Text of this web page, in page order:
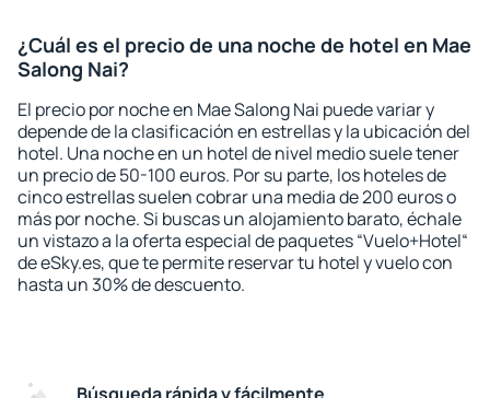
¿Cuál es el precio de una noche de hotel en Mae
Salong Nai?
El precio por noche en Mae Salong Nai puede variar y
depende de la clasificación en estrellas y la ubicación del
hotel. Una noche en un hotel de nivel medio suele tener
un precio de 50-100 euros. Por su parte, los hoteles de
cinco estrellas suelen cobrar una media de 200 euros o
más por noche. Si buscas un alojamiento barato, échale
un vistazo a la oferta especial de paquetes “Vuelo+Hotel“
de eSky.es, que te permite reservar tu hotel y vuelo con
hasta un 30% de descuento.